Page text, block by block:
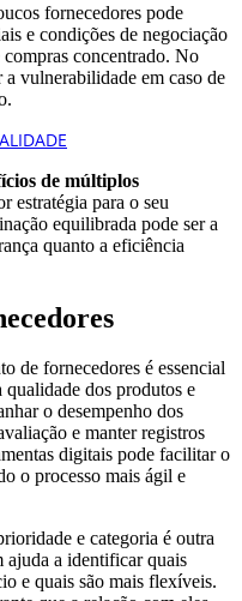
fornecedores pode
e condições de negociação
concentrado. No
a vulnerabilidade em caso de
de múltiplos
estratégia para o seu
equilibrada pode ser a
quanto a eficiência
de fornecedores é essencial
qualidade dos produtos e
o desempenho dos
e manter registros
digitais pode facilitar o
o processo mais ágil e
e categoria é outra
ajuda a identificar quais
e quais são mais flexíveis.